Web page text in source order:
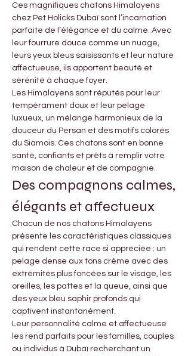
Ces magnifiques chatons Himalayens
chez Pet Holicks Dubaï sont l’incarnation
parfaite de l’élégance et du calme. Avec
leur fourrure douce comme un nuage,
leurs yeux bleus saisissants et leur nature
affectueuse, ils apportent beauté et
sérénité à chaque foyer.
Les Himalayens sont réputés pour leur
tempérament doux et leur pelage
luxueux, un mélange harmonieux de la
douceur du Persan et des motifs colorés
du Siamois. Ces chatons sont en bonne
santé, confiants et prêts à remplir votre
maison de chaleur et de compagnie.
Des compagnons calmes,
élégants et affectueux
Chacun de nos chatons Himalayens
présente les caractéristiques classiques
qui rendent cette race si appréciée : un
pelage dense aux tons crème avec des
extrémités plus foncées sur le visage, les
oreilles, les pattes et la queue, ainsi que
des yeux bleu saphir profonds qui
captivent instantanément.
Leur personnalité calme et affectueuse
les rend parfaits pour les familles, couples
ou individus à Dubaï recherchant un